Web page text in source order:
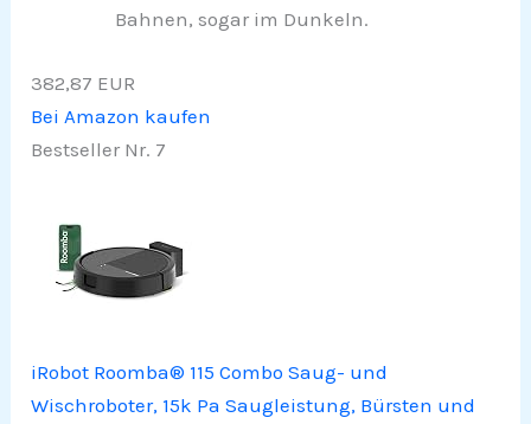
Bahnen, sogar im Dunkeln.
382,87 EUR
Bei Amazon kaufen
Bestseller Nr. 7
iRobot Roomba® 115 Combo Saug- und
Wischroboter, 15k Pa Saugleistung, Bürsten und